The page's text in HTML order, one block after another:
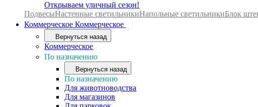
Открываем уличный сезон!
ПодвесыНастенные светильникиНапольные светильникиБлок
Коммерческое Коммерческое
Вернуться назад
Коммерческое
По назначению
Вернуться назад
По назначению
Для животноводства
Для магазинов